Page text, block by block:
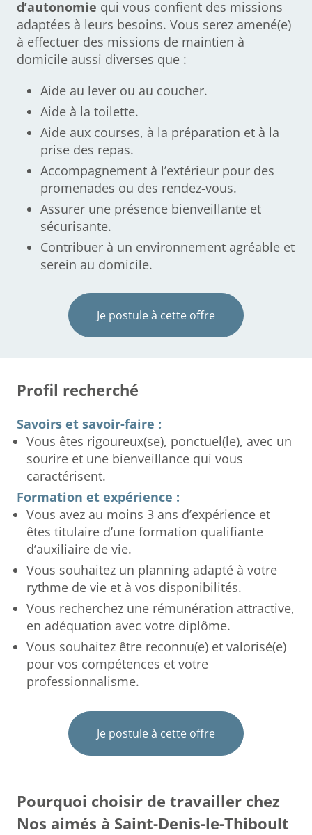
d’autonomie qui vous confient des missions
adaptées à leurs besoins. Vous serez amené(e)
à effectuer des missions de maintien à
domicile aussi diverses que :
Aide au lever ou au coucher.
Aide à la toilette.
Aide aux courses, à la préparation et à la
prise des repas.
Accompagnement à l’extérieur pour des
promenades ou des rendez-vous.
Assurer une présence bienveillante et
sécurisante.
Contribuer à un environnement agréable et
serein au domicile.
Je postule à cette offre
Profil recherché
Savoirs et savoir-faire :
Vous êtes rigoureux(se), ponctuel(le), avec un
sourire et une bienveillance qui vous
caractérisent.
Formation et expérience :
Vous avez au moins 3 ans d’expérience et
êtes titulaire d’une formation qualifiante
d’auxiliaire de vie.
Vous souhaitez un planning adapté à votre
rythme de vie et à vos disponibilités.
Vous recherchez une rémunération attractive,
en adéquation avec votre diplôme.
Vous souhaitez être reconnu(e) et valorisé(e)
pour vos compétences et votre
professionnalisme.
Je postule à cette offre
Pourquoi choisir de travailler chez
Nos aimés à Saint-Denis-le-Thiboult